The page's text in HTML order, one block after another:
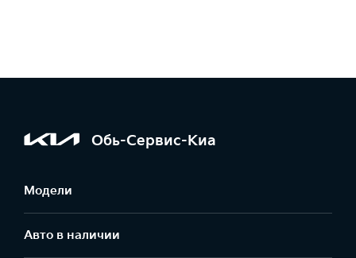
Обь-Сервис-Киа
Модели
Авто в наличии